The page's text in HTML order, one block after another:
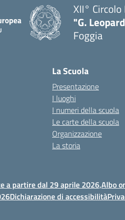
XII°
"G.
Foggia
La Scuola
Presentazione
I luoghi
I numeri della scuola
Le carte della scuola
Organizzazione
La storia
a partire dal 29 aprile 2026,Albo
Dichiarazione di accessibilità